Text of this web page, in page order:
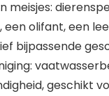
meisjes:
een olifant, een
bijpassende
geschikt